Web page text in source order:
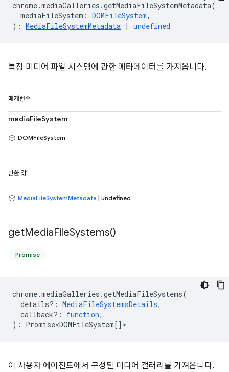
chrome.mediaGalleries .getMediaFileSystemMetadata(
mediaFileSystem : DOMFileSystem,
) : MediaFileSystemMetadata | undefined
특정 미디어 파일 시스템에 관한 메타데이터를 가져옵니다.
매개변수
mediaFileSystem
DOMFileSystem
반환 값
MediaFileSystemMetadata | undefined
getMediaFileSystems()
Promise
chrome.mediaGalleries .getMediaFileSystems(
details? : MediaFileSystemsDetails,
callback? : function,
) : Promise<DOMFileSystem[]>
이 사용자 에이전트에서 구성된 미디어 갤러리를 가져옵니다.